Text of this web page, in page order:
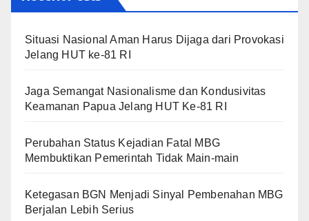
Situasi Nasional Aman Harus Dijaga dari Provokasi
Jelang HUT ke-81 RI
Jaga Semangat Nasionalisme dan Kondusivitas
Keamanan Papua Jelang HUT Ke-81 RI
Perubahan Status Kejadian Fatal MBG
Membuktikan Pemerintah Tidak Main-main
Ketegasan BGN Menjadi Sinyal Pembenahan MBG
Berjalan Lebih Serius